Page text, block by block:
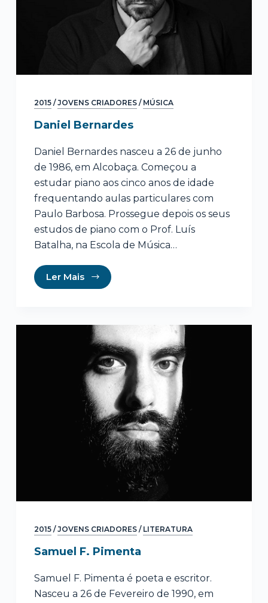
2015/JOVENS CRIADORES/ MÚSICA
Daniel Bernardes
Daniel Bernardes nasceu a 26 de junho
de 1986, em Alcobaça. Começou a
estudar piano aos cinco anos de idade
frequentando aulas particulares com
Paulo Barbosa. Prossegue depois os seus
estudos de piano com o Prof. Luís
Batalha, na Escola de Música…
Ler Mais
2015/JOVENS CRIADORES/ LITERATURA
Samuel F. Pimenta
Samuel F. Pimenta é poeta e escritor.
Nasceu a 26 de Fevereiro de 1990, em